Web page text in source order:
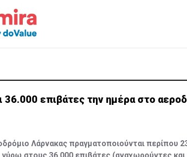
36.000 επιβάτες την ημέρα στο
Λάρνακας πραγματοποιούνται περίπου
γύρω στους 36.000 επιβάτες (αναχωρούντες και